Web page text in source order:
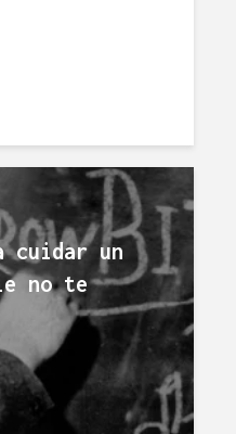
cuidar un
no te